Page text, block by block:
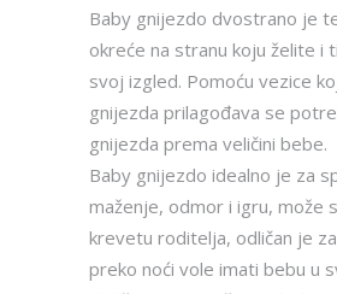
Baby gnijezdo dvostrano je
okreće na stranu koju želite i
svoj izgled. Pomoću vezice
gnijezda prilagođava se
gnijezda prema veličini bebe.
Baby gnijezdo idealno je za
maženje, odmor i igru, može
krevetu roditelja, odličan je
preko noći vole imati bebu u